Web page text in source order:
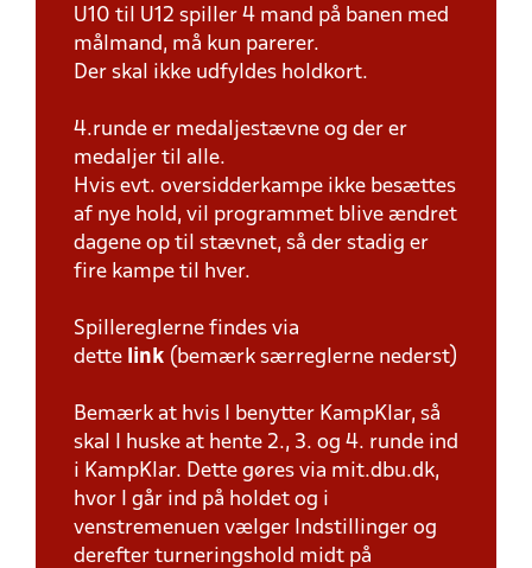
U10 til U12 spiller 4 mand på banen med
målmand, må kun parerer.
Der skal ikke udfyldes holdkort.
4.runde er medaljestævne og der er
medaljer til alle.
Hvis evt. oversidderkampe ikke besættes
af nye hold, vil programmet blive ændret
dagene op til stævnet, så der stadig er
fire kampe til hver.
Spillereglerne findes via
dette link (bemærk særreglerne nederst)
Bemærk at hvis I benytter KampKlar, så
skal I huske at hente 2., 3. og 4. runde ind
i KampKlar. Dette gøres via mit.dbu.dk,
hvor I går ind på holdet og i
venstremenuen vælger Indstillinger og
derefter turneringshold midt på